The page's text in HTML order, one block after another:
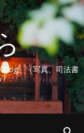
。（写真、司法書
）